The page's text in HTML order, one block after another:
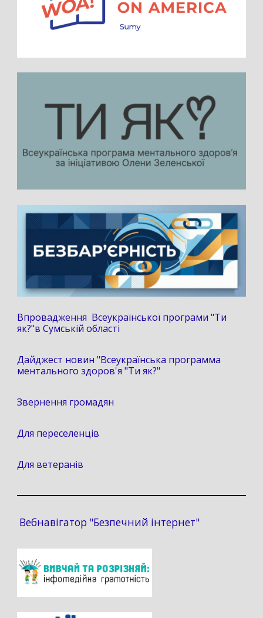
Впровадження Всеукраїнської програми "Ти
як?"в Сумській області
Дайджест новин "Всеукраїнська программа
ментального здоров'я "Ти як?"
Звернення громадян
Для переселенців
Для ветеранів
Вебнавігатор "Безпечний інтернет"